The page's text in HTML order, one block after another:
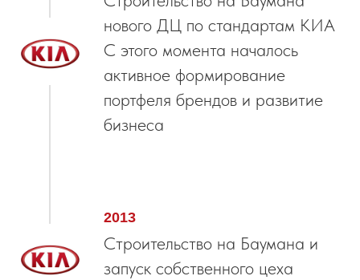
нового ДЦ по стандартам КИА
С этого момента началось
активное формирование
портфеля брендов и развитие
бизнеса
2013
Строительство на Баумана и
запуск собственного цеха